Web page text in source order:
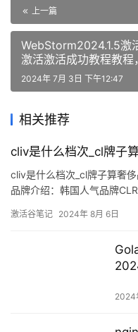
上一篇
WebStorm2024.1.5激
激活激活成功教程教程
PyCharm激活码）)
2024年 7月 3日 下午12:47
相关推荐
cliv是什么档次_cl牌子
cliv是什么档次_cl牌子算奢
品牌介绍：韩国人气品牌
一日千里；时至今日，
激活谷笔记 2024年 8月 6日
码
2024